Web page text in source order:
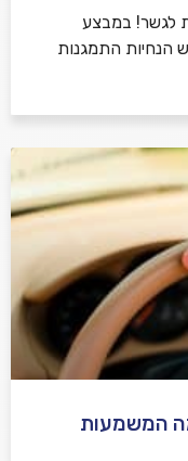
לגשר! במבצע
הארי” שהחל ב-28.2.2026 יש הנחיות התמגנות
המשמעות